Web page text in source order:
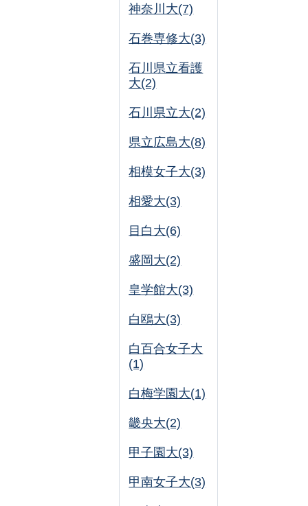
神奈川大(7)
石巻専修大(3)
石川県立看護
大(2)
石川県立大(2)
県立広島大(8)
相模女子大(3)
相愛大(3)
目白大(6)
盛岡大(2)
皇学館大(3)
白鴎大(3)
白百合女子大
(1)
白梅学園大(1)
畿央大(2)
甲子園大(3)
甲南女子大(3)